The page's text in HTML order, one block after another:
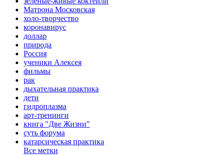
Матрона Московская
холо-творчество
коронавирус
доллар
природа
Россия
ученики Алексея
фильмы
рак
дыхательная практика
дети
гидроплазма
арт-тренинги
книга "Две Жизни"
суть форума
катарсическая практика
Все метки